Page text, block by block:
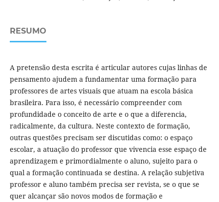
RESUMO
A pretensão desta escrita é articular autores cujas linhas de
pensamento ajudem a fundamentar uma formação para
professores de artes visuais que atuam na escola básica
brasileira. Para isso, é necessário compreender com
profundidade o conceito de arte e o que a diferencia,
radicalmente, da cultura. Neste contexto de formação,
outras questões precisam ser discutidas como: o espaço
escolar, a atuação do professor que vivencia esse espaço de
aprendizagem e primordialmente o aluno, sujeito para o
qual a formação continuada se destina. A relação subjetiva
professor e aluno também precisa ser revista, se o que se
quer alcançar são novos modos de formação e